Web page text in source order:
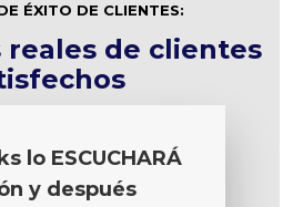
ÉXITO DE CLIENTES:
reales de clientes
lo ESCUCHARÁ
y después